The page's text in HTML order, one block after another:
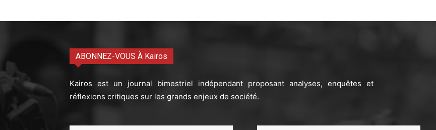
ABONNEZ-VOUS À Kairos
Kairos est un journal bimestriel indépendant proposant analyses, enquêtes et
réflexions critiques sur les grands enjeux de société.